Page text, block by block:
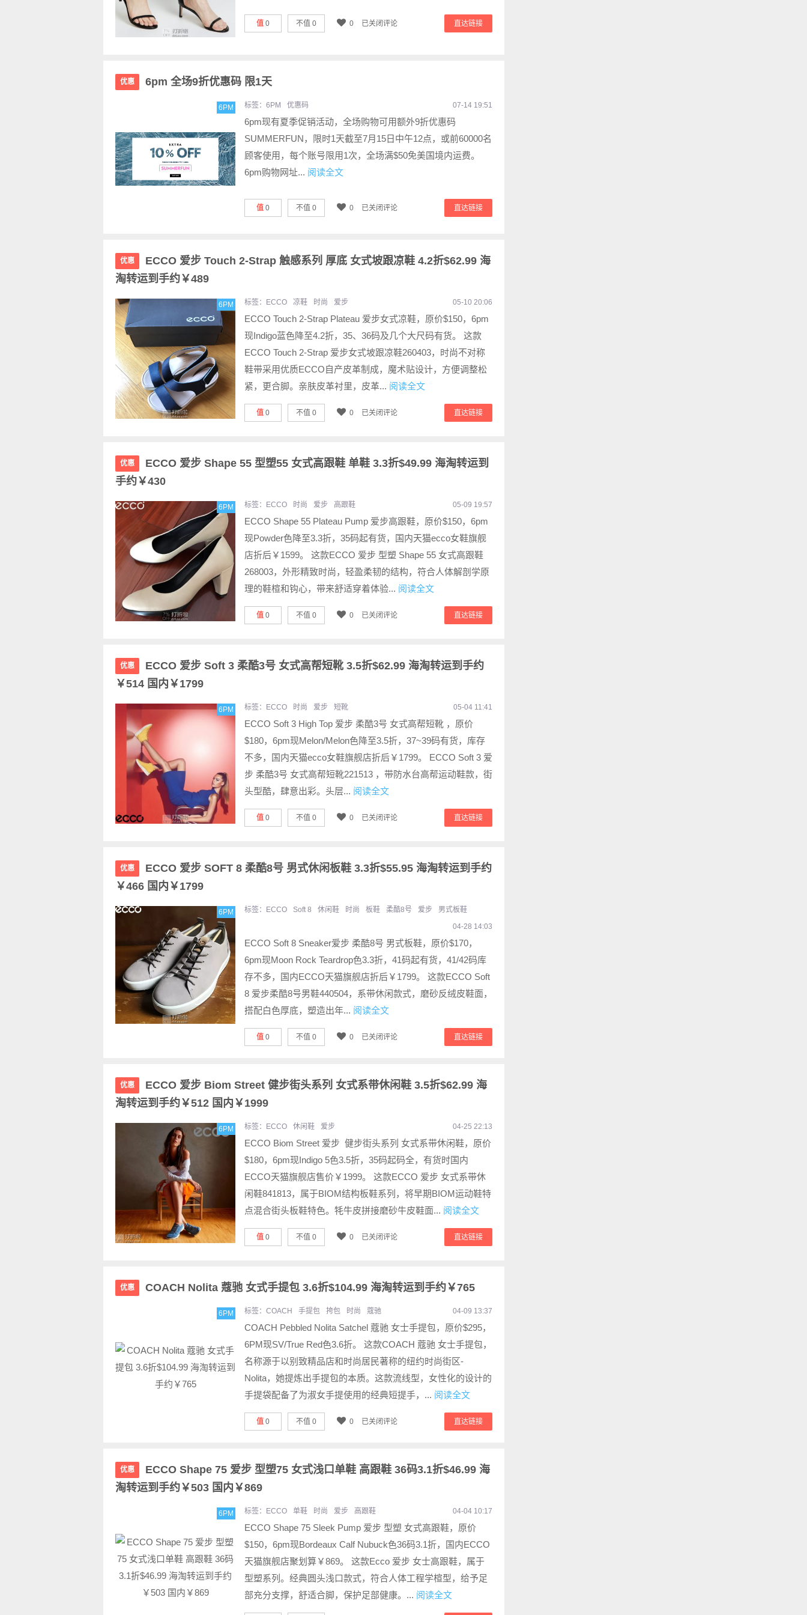
直达链接
值 0 不值 0 0 已关闭评论
优惠 6pm 全场9折优惠码 限1天
6PM 标签： 6PM 优惠码 07-14 19:51
6pm现有夏季促销活动，全场购物可用额外9折优惠码
SUMMERFUN，限时1天截至7月15日中午12点，或前60000名
顾客使用，每个账号限用1次，全场满$50免美国境内运费。
6pm购物网址... 阅读全文
直达链接
值 0 不值 0 0 已关闭评论
优惠
ECCO 爱步 Touch 2-Strap 触感系列 厚底 女式坡跟凉鞋 4.2折$62.99 海
淘转运到手约￥489
6PM 标签： ECCO 凉鞋 时尚 爱步 05-10 20:06
ECCO Touch 2-Strap Plateau 爱步女式凉鞋，原价$150，6pm
现Indigo蓝色降至4.2折，35、36码及几个大尺码有货。 这款
ECCO Touch 2-Strap 爱步女式坡跟凉鞋260403，时尚不对称
鞋带采用优质ECCO自产皮革制成，魔术贴设计，方便调整松
紧，更合脚。亲肤皮革衬里，皮革... 阅读全文
直达链接
值 0 不值 0 0 已关闭评论
优惠
ECCO 爱步 Shape 55 型塑55 女式高跟鞋 单鞋 3.3折$49.99 海淘转运到
手约￥430
6PM 标签： ECCO 时尚 爱步 高跟鞋 05-09 19:57
ECCO Shape 55 Plateau Pump 爱步高跟鞋，原价$150，6pm
现Powder色降至3.3折，35码起有货，国内天猫ecco女鞋旗舰
店折后￥1599。 这款ECCO 爱步 型塑 Shape 55 女式高跟鞋
268003，外形精致时尚，轻盈柔韧的结构，符合人体解剖学原
理的鞋楦和钩心，带来舒适穿着体验... 阅读全文
直达链接
值 0 不值 0 0 已关闭评论
优惠
ECCO 爱步 Soft 3 柔酷3号 女式高帮短靴 3.5折$62.99 海淘转运到手约
￥514 国内￥1799
6PM 标签： ECCO 时尚 爱步 短靴 05-04 11:41
ECCO Soft 3 High Top 爱步 柔酷3号 女式高帮短靴 ，原价
$180，6pm现Melon/Melon色降至3.5折，37~39码有货，库存
不多，国内天猫ecco女鞋旗舰店折后￥1799。 ECCO Soft 3 爱
步 柔酷3号 女式高帮短靴221513 ，带防水台高帮运动鞋款，街
头型酷，肆意出彩。头层... 阅读全文
直达链接
值 0 不值 0 0 已关闭评论
优惠
ECCO 爱步 SOFT 8 柔酷8号 男式休闲板鞋 3.3折$55.95 海淘转运到手约
￥466 国内￥1799
6PM 标签： ECCO Soft 8 休闲鞋 时尚 板鞋 柔酷8号 爱步
男式板鞋
04-28 14:03
ECCO Soft 8 Sneaker爱步 柔酷8号 男式板鞋，原价$170，
6pm现Moon Rock Teardrop色3.3折，41码起有货，41/42码库
存不多，国内ECCO天猫旗舰店折后￥1799。 这款ECCO Soft
8 爱步柔酷8号男鞋440504，系带休闲款式，磨砂反绒皮鞋面，
搭配白色厚底，塑造出年... 阅读全文
直达链接
值 0 不值 0 0 已关闭评论
优惠
ECCO 爱步 Biom Street 健步街头系列 女式系带休闲鞋 3.5折$62.99 海
淘转运到手约￥512 国内￥1999
6PM 标签： ECCO 休闲鞋 爱步 04-25 22:13
ECCO Biom Street 爱步 健步街头系列 女式系带休闲鞋，原价
$180，6pm现Indigo 5色3.5折，35码起码全，有货时国内
ECCO天猫旗舰店售价￥1999。 这款ECCO 爱步 女式系带休
闲鞋841813，属于BIOM结构板鞋系列，将早期BIOM运动鞋特
点混合街头板鞋特色。牦牛皮拼接磨砂牛皮鞋面... 阅读全文
直达链接
值 0 不值 0 0 已关闭评论
优惠 COACH Nolita 蔻驰 女式手提包 3.6折$104.99 海淘转运到手约￥765
6PM 标签： COACH 手提包 挎包 时尚 蔻驰 04-09 13:37
COACH Pebbled Nolita Satchel 蔻驰 女士手提包，原价$295，
6PM现SV/True Red色3.6折。 这款COACH 蔻驰 女士手提包，
名称源于以别致精品店和时尚居民著称的纽约时尚街区-
Nolita，她提炼出手提包的本质。这款流线型，女性化的设计的
手提袋配备了为淑女手提使用的经典短提手，... 阅读全文
直达链接
值 0 不值 0 0 已关闭评论
优惠
ECCO Shape 75 爱步 型塑75 女式浅口单鞋 高跟鞋 36码3.1折$46.99 海
淘转运到手约￥503 国内￥869
6PM 标签： ECCO 单鞋 时尚 爱步 高跟鞋 04-04 10:17
ECCO Shape 75 Sleek Pump 爱步 型塑 女式高跟鞋，原价
$150，6pm现Bordeaux Calf Nubuck色36码3.1折，国内ECCO
天猫旗舰店聚划算￥869。 这款Ecco 爱步 女士高跟鞋，属于
型塑系列。经典圆头浅口款式，符合人体工程学楦型，给予足
部充分支撑，舒适合脚，保护足部健康。... 阅读全文